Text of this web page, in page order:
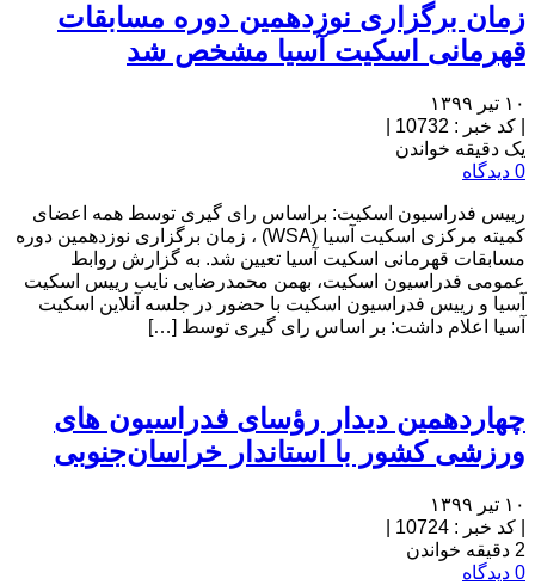
زمان برگزاری نوزدهمین دوره مسابقات
قهرمانی اسکیت آسیا مشخص شد
۱۰ تیر ۱۳۹۹
کد خبر : 10732
یک دقیقه خواندن
0 دیدگاه
رییس فدراسیون اسکیت: براساس رای گیری توسط همه اعضای
کمیته مرکزی اسکیت آسیا (WSA) ، زمان برگزاری نوزدهمین دوره
مسابقات قهرمانی اسکیت آسیا تعیین شد. به گزارش روابط
عمومی فدراسیون اسکیت، بهمن محمدرضایی نایب رییس اسکیت
آسیا و رییس فدراسیون اسکیت با حضور در جلسه آنلاین اسکیت
آسیا اعلام داشت: بر اساس رای گیری توسط […]
چهاردهمین دیدار رؤسای فدراسیون های
ورزشی کشور با استاندار خراسان‌جنوبی
۱۰ تیر ۱۳۹۹
کد خبر : 10724
2 دقیقه خواندن
0 دیدگاه